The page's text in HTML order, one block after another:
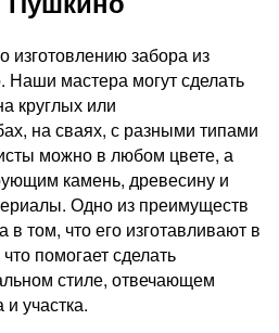
изготовлению забора из
мастера могут сделать
круглых или
на сваях, с разными типами
можно в любом цвете, а
камень, древесину и
Одно из преимуществ
том, что его изготавливают в
помогает сделать
стиле, отвечающем
участка.